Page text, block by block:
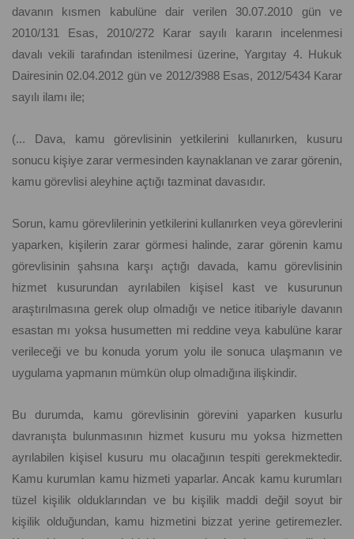
davanın kısmen kabulüne dair verilen 30.07.2010 gün ve
2010/131 Esas, 2010/272 Karar sayılı kararın incelenmesi
davalı vekili tarafından istenilmesi üzerine, Yargıtay 4. Hukuk
Dairesinin 02.04.2012 gün ve 2012/3988 Esas, 2012/5434 Karar
sayılı ilamı ile;
(... Dava, kamu görevlisinin yetkilerini kullanırken, kusuru
sonucu kişiye zarar vermesinden kaynaklanan ve zarar görenin,
kamu görevlisi aleyhine açtığı tazminat davasıdır.
Sorun, kamu görevlilerinin yetkilerini kullanırken veya görevlerini
yaparken, kişilerin zarar görmesi halinde, zarar görenin kamu
görevlisinin şahsına karşı açtığı davada, kamu görevlisinin
hizmet kusurundan ayrılabilen kişisel kast ve kusurunun
araştırılmasına gerek olup olmadığı ve netice itibariyle davanın
esastan mı yoksa husumetten mi reddine veya kabulüne karar
verileceği ve bu konuda yorum yolu ile sonuca ulaşmanın ve
uygulama yapmanın mümkün olup olmadığına ilişkindir.
Bu durumda, kamu görevlisinin görevini yaparken kusurlu
davranışta bulunmasının hizmet kusuru mu yoksa hizmetten
ayrılabilen kişisel kusuru mu olacağının tespiti gerekmektedir.
Kamu kurumlan kamu hizmeti yaparlar. Ancak kamu kurumları
tüzel kişilik olduklarından ve bu kişilik maddi değil soyut bir
kişilik olduğundan, kamu hizmetini bizzat yerine getiremezler.